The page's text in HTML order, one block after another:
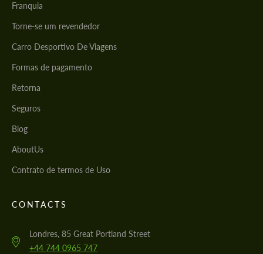
Franquia
Torne-se um revendedor
Carro Desportivo De Viagens
Formas de pagamento
Retorna
Seguros
Blog
AboutUs
Contrato de termos de Uso
CONTACTS
Londres, 85 Great Portland Street
+44 744 0965 747